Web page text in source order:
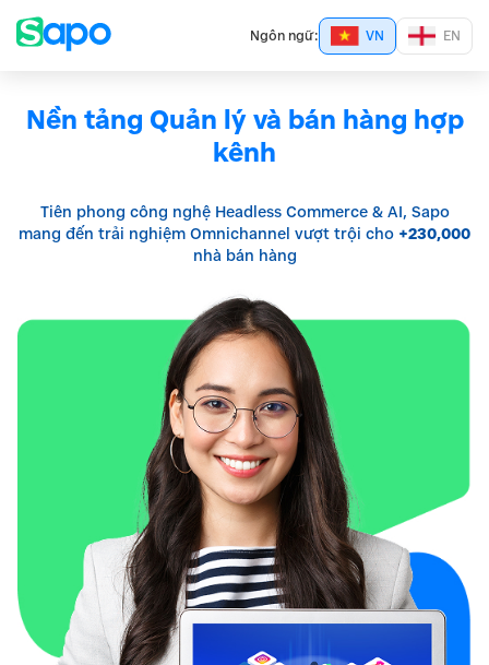
Ngôn ngữ: VN EN
Nền tảng Quản lývà bán hàng hợp
kênh
Tiên phong công nghệ Headless Commerce & AI, Sapo
mang đến trải nghiệm Omnichannel vượt trội cho +230,000
nhà bán hàng